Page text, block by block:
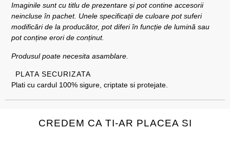
Imaginile sunt cu titlu de prezentare și pot contine accesorii
neincluse în pachet. Unele specificații de culoare pot suferi
modificări de la producător, pot diferi în funcție de lumină sau
pot conține erori de conținut.
Produsul poate necesita asamblare.
PLATA SECURIZATA
Plati cu cardul 100% sigure, criptate si protejate.
CREDEM CA TI-AR PLACEA SI